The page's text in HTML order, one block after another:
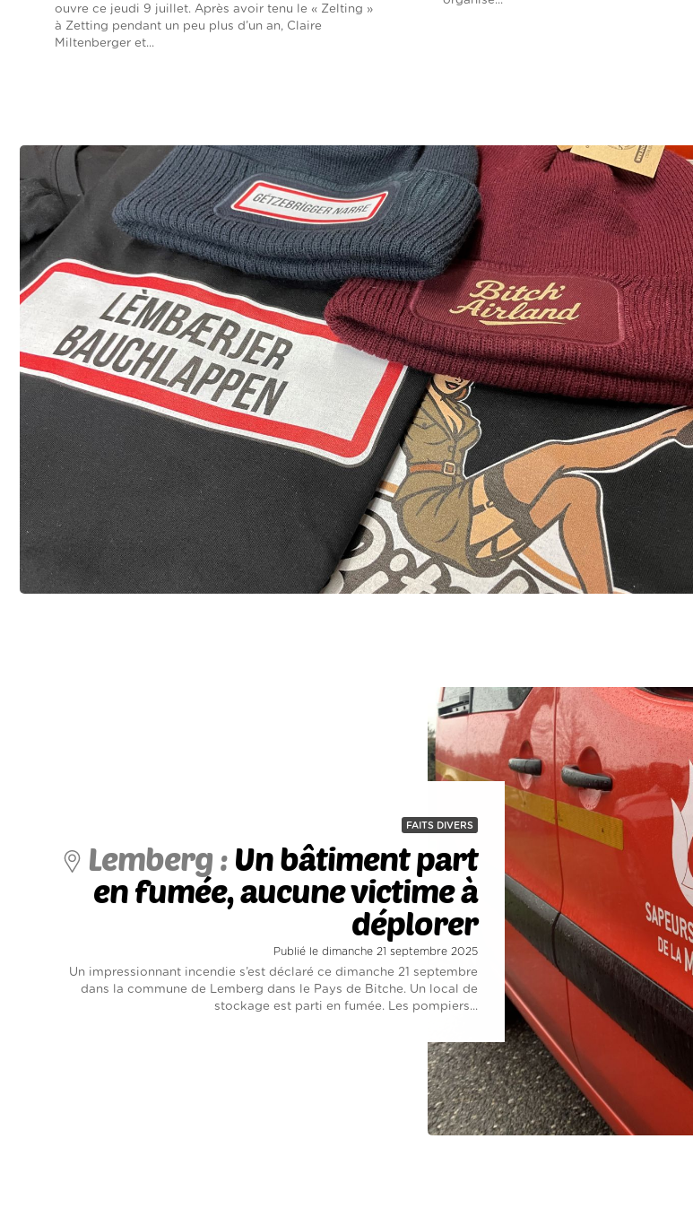
ouvre ce jeudi 9 juillet. Après avoir tenu le « Zelting »
à Zetting pendant un peu plus d’un an, Claire
Miltenberger et...
FAITS DIVERS
Lemberg : Un bâtiment part
en fumée, aucune victime à
déplorer
Publié le dimanche 21 septembre 2025
Un impressionnant incendie s’est déclaré ce dimanche 21 septembre
dans la commune de Lemberg dans le Pays de Bitche. Un local de
stockage est parti en fumée. Les pompiers...